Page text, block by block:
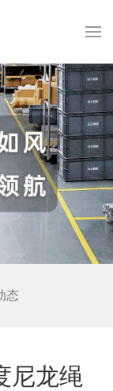
态
尼龙绳